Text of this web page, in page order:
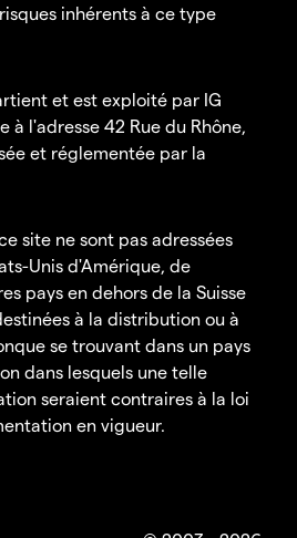
inhérents à ce type
et est exploité par IG
à l'adresse 42 Rue du Rhône,
et réglementée par la
site ne sont pas adressées
Unis d'Amérique, de
pays en dehors de la Suisse
à la distribution ou à
se trouvant dans un pays
dans lesquels une telle
seraient contraires à la loi
en vigueur.